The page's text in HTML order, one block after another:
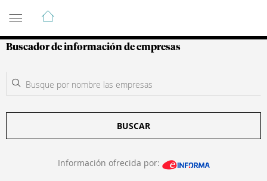
Guía de Empresas Colombianas
Buscador de información de empresas
BUSCAR
Información ofrecida por: